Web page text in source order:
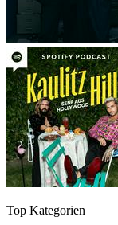
Top Kategorien